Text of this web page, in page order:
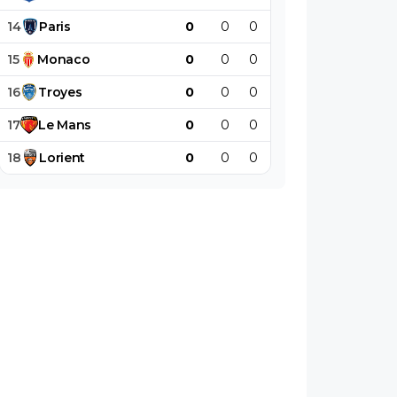
14 Paris 0 0 0
15 Monaco 0 0 0
16 Troyes 0 0 0
17 Le Mans 0 0 0
18 Lorient 0 0 0